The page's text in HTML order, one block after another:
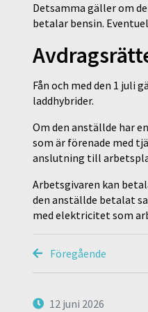
Detsamma gäller om
betalar bensin.
Fån och med den 1 juli
laddhybrider.
Om den anställde har
som är förenade med
anslutning till
Arbetsgivaren kan
den anställde betalat
med elektricitet som
Föregående
12 juni 2026